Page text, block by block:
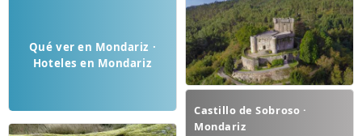
Qué ver en Mondariz ·
Hoteles en Mondariz
Castillo de Sobroso ·
Mondariz